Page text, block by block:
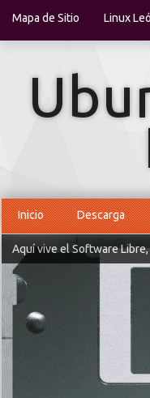
Mapa de Sitio Linux
Inicio Descarga
Aquí vive el Software